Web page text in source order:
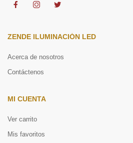
ZENDE ILUMINACIÓN LED
Acerca de nosotros
Contáctenos
MI CUENTA
Ver carrito
Mis favoritos